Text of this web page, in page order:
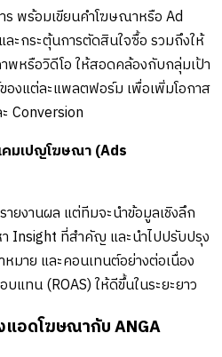
ร พร้อมเขียนคำโฆษณาหรือ Ad
ะกระตุ้นการตัดสินใจซื้อ รวมถึงให้
พหรือวิดีโอ ให้สอดคล้องกับกลุ่มเป้า
งแต่ละแพลตฟอร์ม เพื่อเพิ่มโอกาส
Conversion
คมเปญโฆษณา (Ads
ยงานผล แต่ทีมจะนำข้อมูลเชิงลึก
Insight ที่สำคัญ และนำไปปรับปรุง
มาย และคอนเทนต์อย่างต่อเนื่อง
แทน (ROAS) ให้ดีขึ้นในระยะยาว
แอดโฆษณากับ ANGA